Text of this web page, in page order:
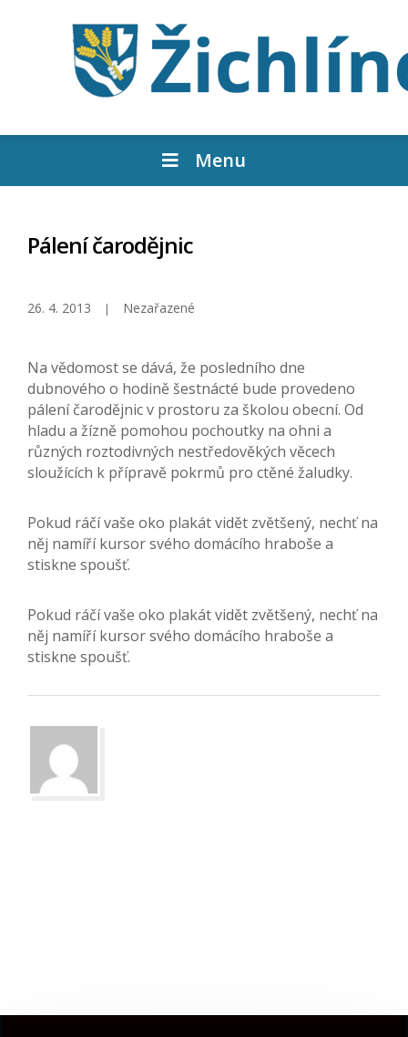
Menu
Pálení čarodějnic
26. 4. 2013 Nezařazené
Na vědomost se dává, že posledního dne
dubnového o hodině šestnácté bude provedeno
pálení čarodějnic v prostoru za školou obecní. Od
hladu a žízně pomohou pochoutky na ohni a
různých roztodivných nestředověkých věcech
sloužících k přípravě pokrmů pro ctěné žaludky.
Pokud ráčí vaše oko plakát vidět zvětšený, nechť na
něj namíří kursor svého domácího hraboše a
stiskne spoušť.
Pokud ráčí vaše oko plakát vidět zvětšený, nechť na
něj namíří kursor svého domácího hraboše a
stiskne spoušť.